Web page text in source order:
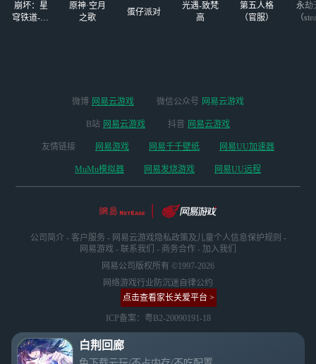
白荆回廊
崩坏：星
穹铁道-4.4
原神·空月
之歌
蛋仔派对
光遇-致梵
高
第五人格
（官服）
永劫
（
微博 网易云游戏 微信公众号 网易云游戏
B站 网易云游戏 抖音 网易云游戏
友情链接 网易游戏 网易千千壁纸 网易UU加速器
MuMu模拟器 网易发烧游戏 网易UU远程
公司简介 - 客户服务 - 网易云游戏隐私政策及儿童个人信息保护规则 -
网易游戏 - 联系我们 - 商务合作 - 加入我们
网易公司版权所有 ©1997-2026
网络游戏行业防沉迷自律公约
点击查看家长关爱平台 >
ICP备案：粤B2-20090191-18